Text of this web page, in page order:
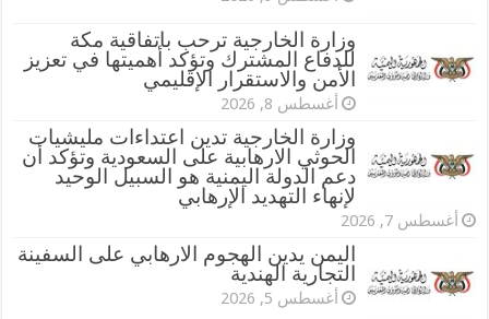
وزارة الخارجية ترحب باتفاقية مكة
للدفاع المشترك وتؤكد أهميتها في تعزيز
الأمن والاستقرار الإقليمي
أغسطس 8, 2026
وزارة الخارجية تدين اعتداءات مليشيات
الحوثي الارهابية على السعودية وتؤكد أن
دعم الدولة اليمنية هو السبيل الوحيد
لإنهاء التهديد الإرهابي
أغسطس 7, 2026
اليمن يدين الهجوم الارهابي على السفينة
التجارية الهندية
أغسطس 5, 2026